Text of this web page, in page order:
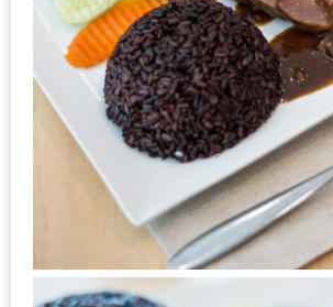
ความ
เป็น
ส่วน
ตัว
นโยบาย
ความ
เป็น
ตัว